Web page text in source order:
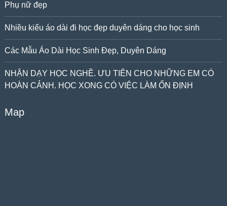
Phụ nữ đẹp
Nhiều kiểu áo dài đi học đẹp duyên dáng cho học sinh
Các Mẫu Áo Dài Học Sinh Đẹp, Duyên Dáng
NHẬN DẠY HỌC NGHỀ. ƯU TIÊN CHO NHỮNG EM CÓ
HOÀN CẢNH. HỌC XONG CÓ VIỆC LÀM ỔN ĐỊNH
Map